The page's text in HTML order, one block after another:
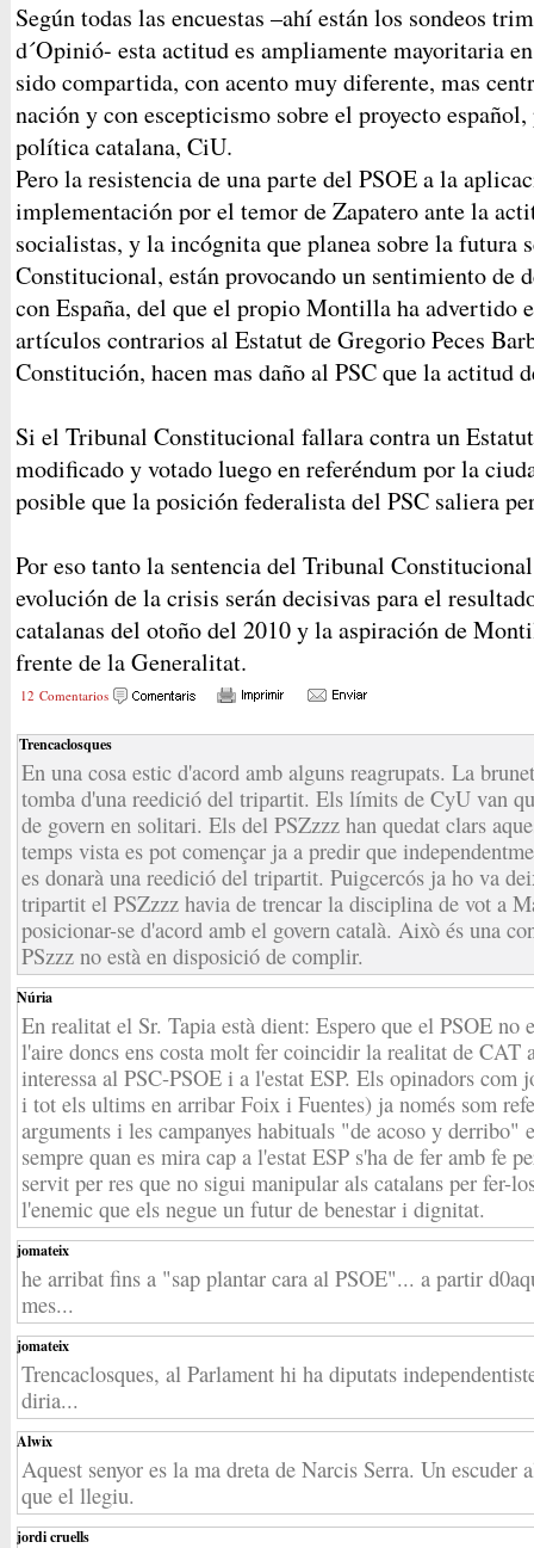
Según todas las encuestas –ahí están los sondeos
d´Opinió- esta actitud es ampliamente mayoritaria
sido compartida, con acento muy diferente, mas
nación y con escepticismo sobre el proyecto
política catalana, CiU.
Pero la resistencia de una parte del PSOE a la
implementación por el temor de Zapatero ante la
socialistas, y la incógnita que planea sobre la futura
Constitucional, están provocando un sentimiento de
con España, del que el propio Montilla ha advertido
artículos contrarios al Estatut de Gregorio Peces
Constitución, hacen mas daño al PSC que la actitud
Si el Tribunal Constitucional fallara contra un
modificado y votado luego en referéndum por la
posible que la posición federalista del PSC saliera
Por eso tanto la sentencia del Tribunal
evolución de la crisis serán decisivas para el
catalanas del otoño del 2010 y la aspiración de
frente de la Generalitat.
12 Comentarios
Trencaclosques
En una cosa estic d'acord amb alguns reagrupats. La
tomba d'una reedició del tripartit. Els límits de CyU van
de govern en solitari. Els del PSZzzz han quedat clars
temps vista es pot començar ja a predir que
es donarà una reedició del tripartit. Puigcercós ja ho va
tripartit el PSZzzz havia de trencar la disciplina de vot a
posicionar-se d'acord amb el govern català. Això és una
PSzzz no està en disposició de complir.
Núria
En realitat el Sr. Tapia està dient: Espero que el PSOE
l'aire doncs ens costa molt fer coincidir la realitat de
interessa al PSC-PSOE i a l'estat ESP. Els opinadors com
i tot els ultims en arribar Foix i Fuentes) ja només som
arguments i les campanyes habituals "de acoso y derribo"
sempre quan es mira cap a l'estat ESP s'ha de fer amb fe
servit per res que no sigui manipular als catalans per fer-
l'enemic que els negue un futur de benestar i dignitat.
jomateix
he arribat fins a "sap plantar cara al PSOE"... a partir
mes...
jomateix
Trencaclosques, al Parlament hi ha diputats
diria...
Alwix
Aquest senyor es la ma dreta de Narcis Serra. Un
que el llegiu.
jordi cruells